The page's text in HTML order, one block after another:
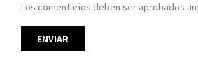
Los comentarios deben ser aprobados